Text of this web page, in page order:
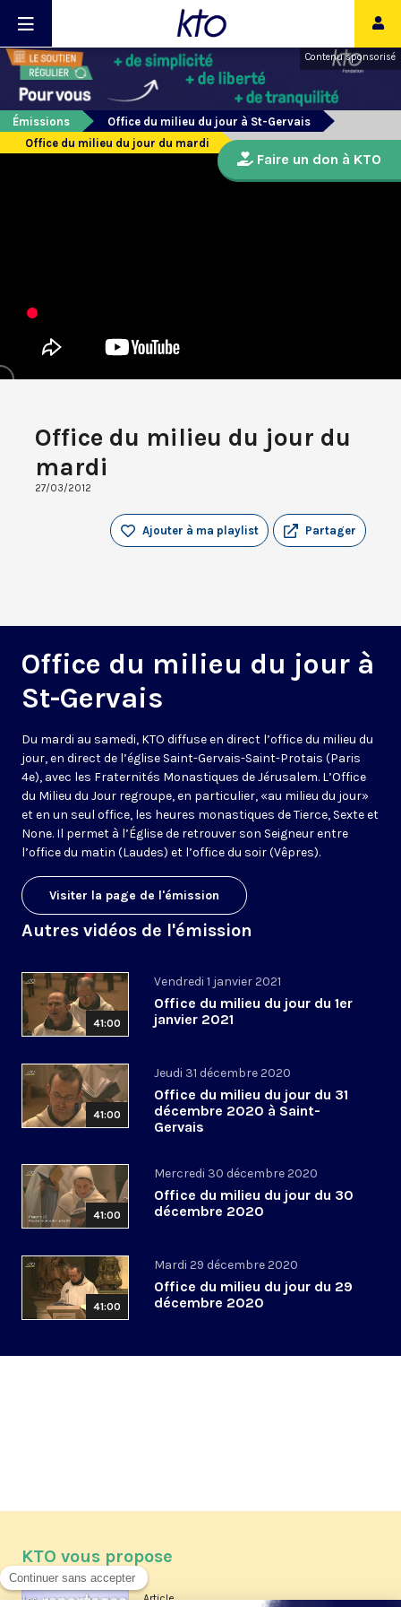
Contenu sponsorisé
Émissions
Office du milieu du jour à St-Gervais
Office du milieu du jour du mardi
Office du milieu du jour du
mardi
27/03/2012
Partager
Ajouter à ma playlist
Office du milieu du jour à
St-Gervais
Du mardi au samedi, KTO diffuse en direct l’office du milieu du
jour, en direct de l’église Saint-Gervais-Saint-Protais (Paris
4e), avec les Fraternités Monastiques de Jérusalem. L’Office
du Milieu du Jour regroupe, en particulier, «au milieu du jour»
et en un seul office, les heures monastiques de Tierce, Sexte et
None. Il permet à l’Église de retrouver son Seigneur entre
l’office du matin (Laudes) et l’office du soir (Vêpres).
Visiter la page de l'émission
Autres vidéos de l'émission
41:00
Vendredi 1 janvier 2021
Office du milieu du jour du 1er
janvier 2021
41:00
Jeudi 31 décembre 2020
Office du milieu du jour du 31
décembre 2020 à Saint-
Gervais
41:00
Mercredi 30 décembre 2020
Office du milieu du jour du 30
décembre 2020
41:00
Mardi 29 décembre 2020
Office du milieu du jour du 29
décembre 2020
Faire un don à KTO
KTO vous propose
Article